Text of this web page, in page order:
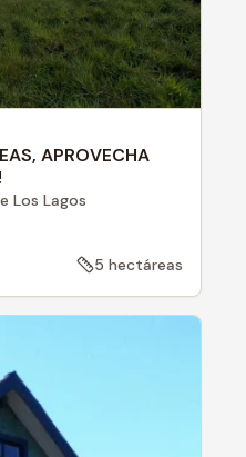
APROVECHA
Los Lagos
5 hectáreas